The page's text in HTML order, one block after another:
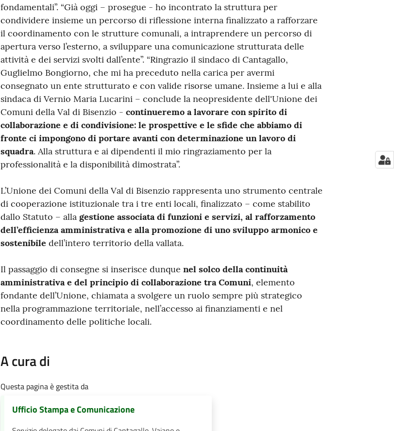
fondamentali”. “Già oggi – prosegue - ho incontrato la struttura per
condividere insieme un percorso di riflessione interna finalizzato a rafforzare
il coordinamento con le strutture comunali, a intraprendere un percorso di
apertura verso l’esterno, a sviluppare una comunicazione strutturata delle
attività e dei servizi svolti dall’ente”. “Ringrazio il sindaco di Cantagallo,
Guglielmo Bongiorno, che mi ha preceduto nella carica per avermi
consegnato un ente strutturato e con valide risorse umane. Insieme a lui e alla
sindaca di Vernio Maria Lucarini – conclude la neopresidente dell'Unione dei
Comuni della Val di Bisenzio - continueremo a lavorare con spirito di
collaborazione e di condivisione: le prospettive e le sfide che abbiamo di
fronte ci impongono di portare avanti con determinazione un lavoro di
squadra. Alla struttura e ai dipendenti il mio ringraziamento per la
professionalità e la disponibilità dimostrata”.
L’Unione dei Comuni della Val di Bisenzio rappresenta uno strumento centrale
di cooperazione istituzionale tra i tre enti locali, finalizzato – come stabilito
dallo Statuto – alla gestione associata di funzioni e servizi, al rafforzamento
dell’efficienza amministrativa e alla promozione di uno sviluppo armonico e
sostenibile dell’intero territorio della vallata.
Il passaggio di consegne si inserisce dunque nel solco della continuità
amministrativa e del principio di collaborazione tra Comuni, elemento
fondante dell’Unione, chiamata a svolgere un ruolo sempre più strategico
nella programmazione territoriale, nell’accesso ai finanziamenti e nel
coordinamento delle politiche locali.
A cura di
Questa pagina è gestita da
Ufficio Stampa e Comunicazione